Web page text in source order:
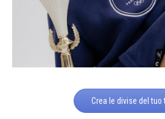
Crea le divise del tuo